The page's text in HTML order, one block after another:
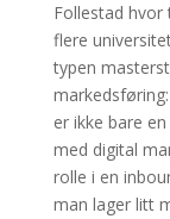
Follestad hvor
flere
typen
er ikke bare
med digital
rolle i en
man lager litt